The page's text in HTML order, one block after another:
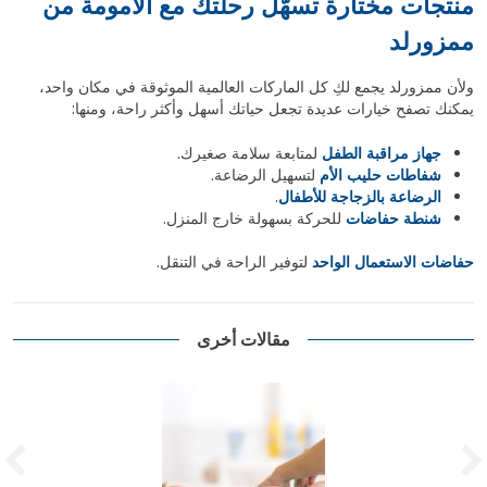
ممزورلد
ولأن ممزورلد يجمع لكِ كل الماركات العالمية الموثوقة في مكان واحد،
يمكنك تصفح خيارات عديدة تجعل حياتك أسهل وأكثر راحة، ومنها:
جهاز مراقبة الطفل لمتابعة سلامة صغيرك.
شفاطات حليب الأم لتسهيل الرضاعة.
الرضاعة بالزجاجة للأطفال.
شنطة حفاضات للحركة بسهولة خارج المنزل.
حفاضات الاستعمال الواحد لتوفير الراحة في التنقل.
مقالات أخرى